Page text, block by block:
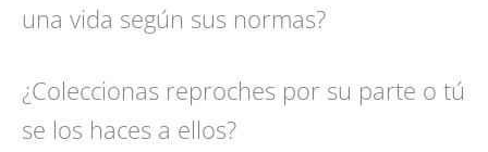
una vida según sus normas?
¿Coleccionas reproches por su parte o tú
se los haces a ellos?